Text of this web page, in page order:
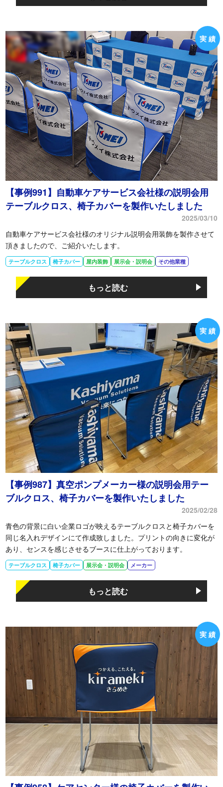
【事例991】自動車ケアサービス会社様の説明会用
テーブルクロス、椅子カバーを製作いたしました
2025/03/10
自動車ケアサービス会社様のオリジナル説明会用装飾を製作させて
頂きましたので、ご紹介いたします。
テーブルクロス 椅子カバー 屋内装飾 展示会・説明会 その他業種
もっと読む
【事例987】真空ポンプメーカー様の説明会用テー
ブルクロス、椅子カバーを製作いたしました
2025/02/28
青色の背景に白い企業ロゴが映えるテーブルクロスと椅子カバーを
同じ名入れデザインにて作成致しました。プリントの向きに変化が
あり、センスを感じさせるブースに仕上がっております。
テーブルクロス 椅子カバー 展示会・説明会 メーカー
もっと読む